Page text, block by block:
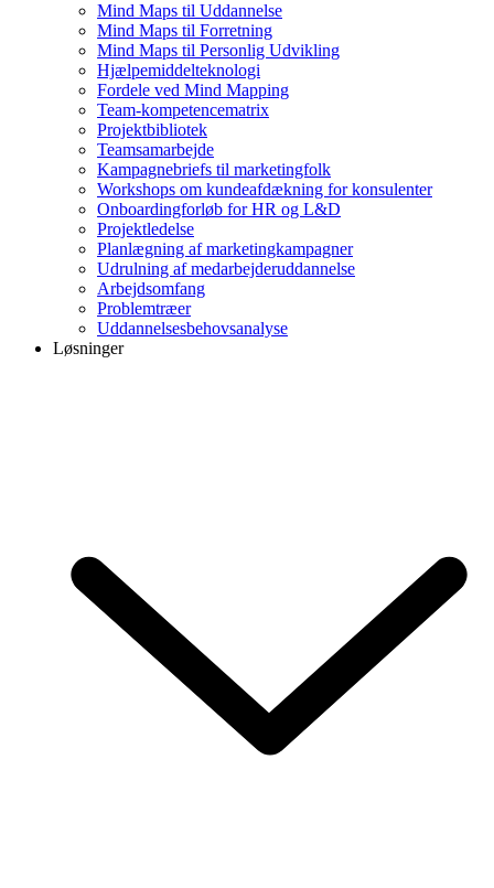
Mind Maps til Uddannelse
Mind Maps til Forretning
Mind Maps til Personlig Udvikling
Hjælpemiddelteknologi
Fordele ved Mind Mapping
Team-kompetencematrix
Projektbibliotek
Teamsamarbejde
Kampagnebriefs til marketingfolk
Workshops om kundeafdækning for konsulenter
Onboardingforløb for HR og L&D
Projektledelse
Planlægning af marketingkampagner
Udrulning af medarbejderuddannelse
Arbejdsomfang
Problemtræer
Uddannelsesbehovsanalyse
Løsninger